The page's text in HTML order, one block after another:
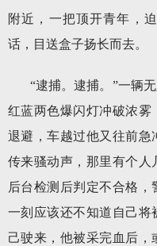
附近，一把顶开青年，
话，目送盒子扬长而去。
“逮捕。逮捕。”一辆
红蓝两色爆闪灯冲破浓
退避，车越过他又往前急
传来骚动声，那里有个人
后台检测后判定不合格
一刻应该还不知道自己将
己驶来，他被采完血后